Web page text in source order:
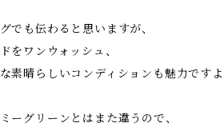
でも伝わると思いますが、
をワンウォッシュ、
素晴らしいコンディションも魅力ですよ
ーグリーンとはまた違うので、